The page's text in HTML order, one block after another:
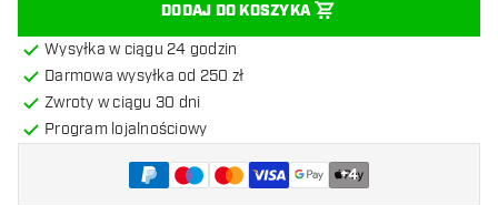
DODAJ DO KOSZYKA
Wysyłka w ciągu 24 godzin
Darmowa wysyłka od 250 zł
Zwroty w ciągu 30 dni
Program lojalnościowy
+4